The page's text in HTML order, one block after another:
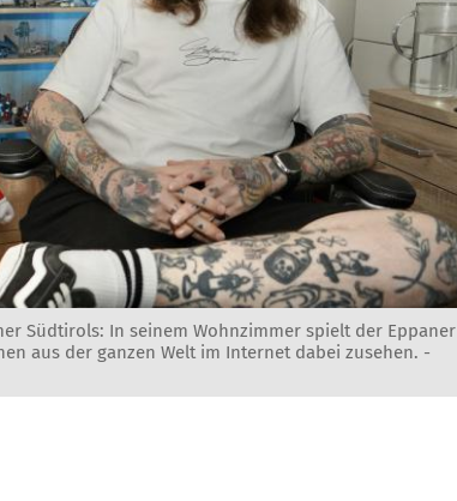
Südtirols: In seinem Wohnzimmer spielt der Eppaner
aus der ganzen Welt im Internet dabei zusehen. -